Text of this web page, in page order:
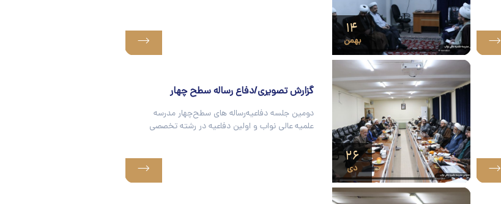
۱۴
بهمن
۲۶
دی
گزارش تصویری/دفاع رساله سطح چهار
دومین جلسه دفاعیه‌رساله‌ های سطح‌چهار مدرسه
علمیه عالی نواب و اولین دفاعیه در رشته تخصصی